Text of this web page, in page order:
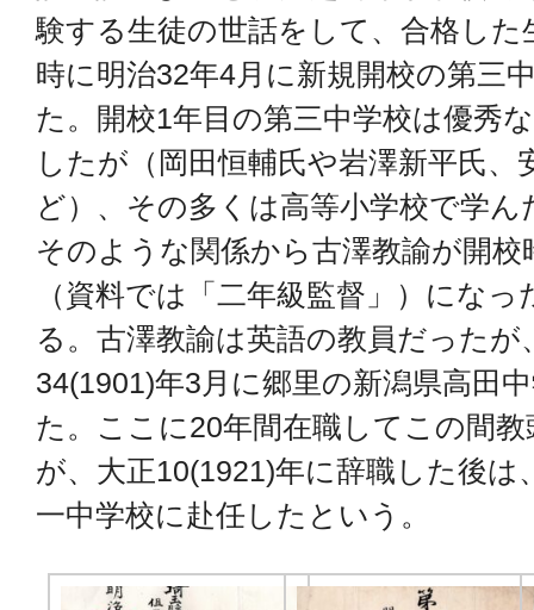
験する生徒の世話をして、合格した
時に明治32年4月に新規開校の第三
た。開校1年目の第三中学校は優秀
したが（岡田恒輔氏や岩澤新平氏、
ど）、その多くは高等小学校で学ん
そのような関係から古澤教諭が開校
（資料では「二年級監督」）にな
る。古澤教諭は英語の教員だったが
34(1901)年3月に郷里の新潟県高田
た。ここに20年間在職してこの間
が、大正10(1921)年に辞職した後は
一中学校に赴任したという。